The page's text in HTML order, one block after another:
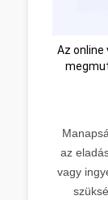
Az
az
vagy